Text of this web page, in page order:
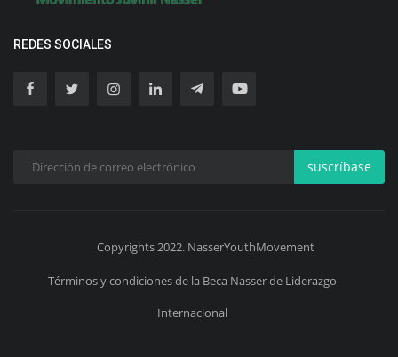
REDES SOCIALES
suscríbase
Copyrights 2022. NasserYouthMovement
Términos y condiciones de la Beca Nasser de Liderazgo
Internacional